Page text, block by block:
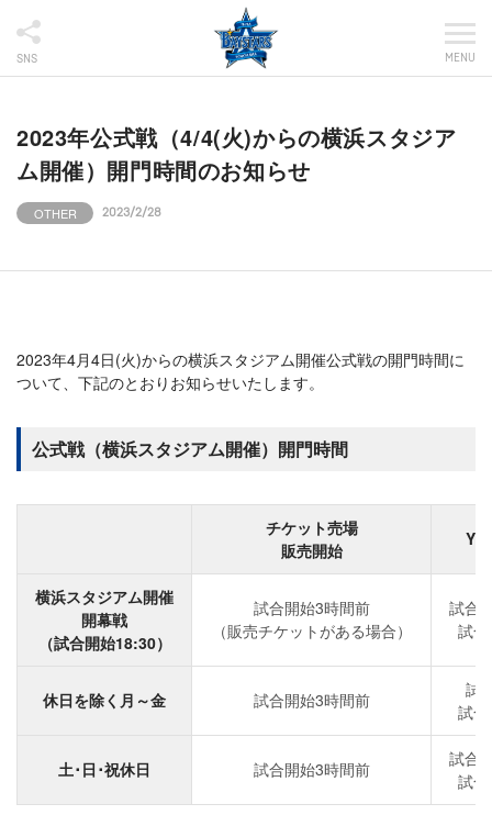
SNS MENU
2023年公式戦（4/4(火)からの横浜スタジア
ム開催）開門時間のお知らせ
OTHER 2023/2/28
2023年4月4日(火)からの横浜スタジアム開催公式戦の開門時間に
ついて、下記のとおりお知らせいたします。
公式戦（横浜スタジアム開催）開門時間
チケット売場
販売開始
Y
横浜スタジアム開催
開幕戦
（試合開始18:30）
試合開始3時間前
（販売チケットがある場合）
試合
試
休日を除く月～金 試合開始3時間前
試
試
土･日･祝休日 試合開始3時間前
試合
試